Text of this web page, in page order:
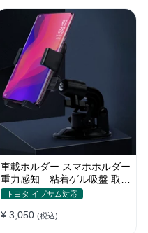
車載ホルダー スマホホルダー
重力感知 粘着ゲル吸盤 取り
付け簡単 360度回転
トヨタ イプサム対応
¥ 3,050 (税込)